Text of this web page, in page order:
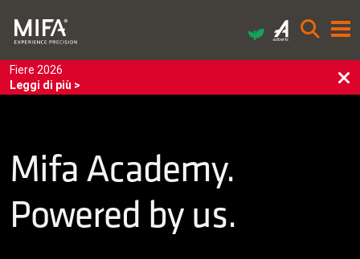
Fiere 2026
Leggi di più >
Mifa Academy.
Powered by us.